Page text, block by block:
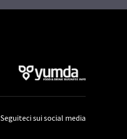
Seguiteci sui social media